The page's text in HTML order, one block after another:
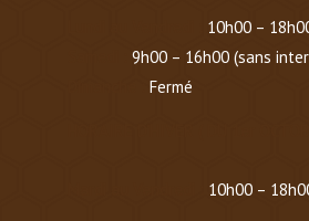
10h00 –
9h00 – 16h00 (sans
Fermé
10h00 –